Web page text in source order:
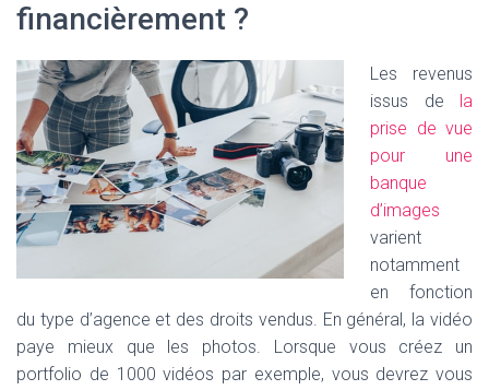
financièrement ?
Les revenus
issus de la
prise de vue
pour une
banque
d’images
varient
notamment
en fonction
du type d’agence et des droits vendus. En général, la vidéo
paye mieux que les photos. Lorsque vous créez un
portfolio de 1000 vidéos par exemple, vous devrez vous